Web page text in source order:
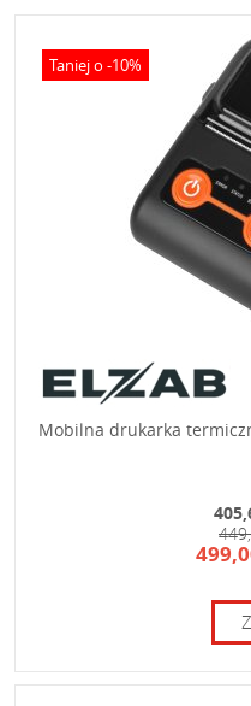
Taniej o -10%
Mobilna drukarka